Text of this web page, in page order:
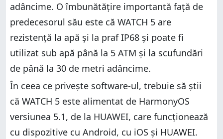
adâncime. O îmbunătățire importantă față de
predecesorul său este că WATCH 5 are
rezistență la apă și la praf IP68 și poate fi
utilizat sub apă până la 5 ATM și la scufundări
de până la 30 de metri adâncime.
În ceea ce privește software-ul, trebuie să știi
că WATCH 5 este alimentat de HarmonyOS
versiunea 5.1, de la HUAWEI, care funcționează
cu dispozitive cu Android, cu iOS și HUAWEI.